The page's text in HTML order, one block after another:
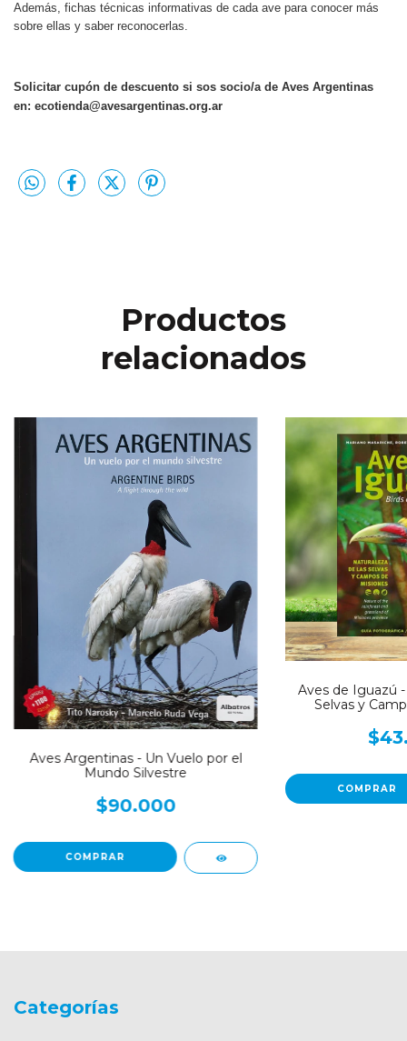
Además, fichas técnicas informativas de cada ave para conocer más
sobre ellas y saber reconocerlas.
Solicitar cupón de descuento si sos socio/a de Aves Argentinas
en: ecotienda@avesargentinas.org.ar
Productos
relacionados
Aves Argentinas - Un Vuelo por el
Mundo Silvestre
$90.000
Aves de Iguazú
Selvas y
Categorías